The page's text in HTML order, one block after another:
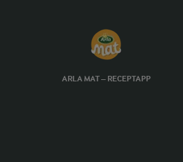
ARLA MAT – RECEPTAPP